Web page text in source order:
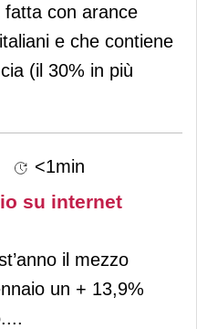
fatta con arance
e che contiene
(il 30% in più
<1min
su internet
il mezzo
un + 13,9%
...